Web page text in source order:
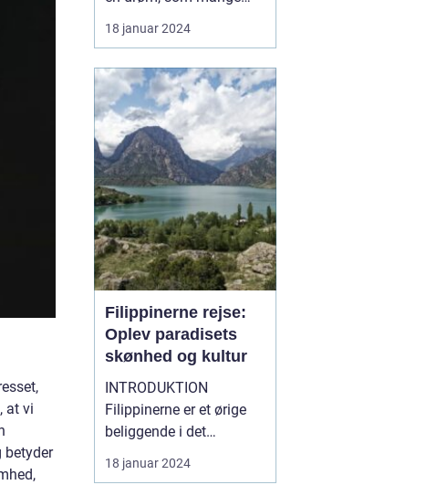
at vi
betyder
eventyrlystne rejse...
18 januar 2024
Filippinerne rejse:
Oplev paradisets
skønhed og kultur
INTRODUKTION
Filippinerne er et ørige
beliggende i det
sydøstlige Asien,
bestående af 7.641
18 januar 2024